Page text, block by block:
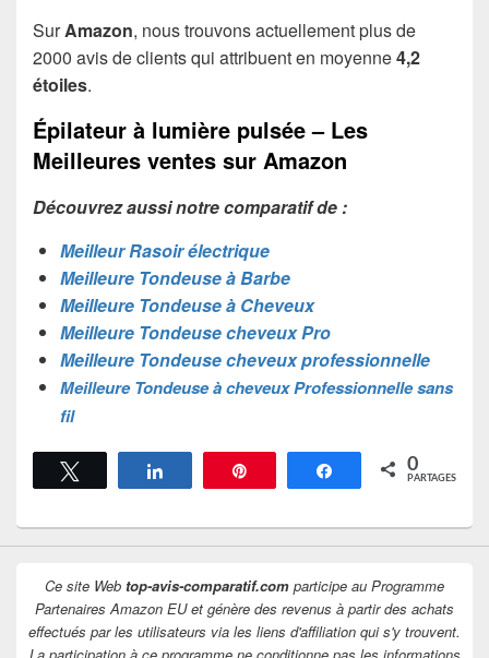
SurAmazon, nous trouvons actuellement plus de
2000 avis de clients qui attribuent en moyenne4,2
étoiles.
Épilateur à lumière pulsée – Les
Meilleures ventes sur Amazon
Découvrez aussi notre comparatif de :
Meilleur Rasoir électrique
Meilleure Tondeuse à Barbe
Meilleure Tondeuse à Cheveux
Meilleure Tondeuse cheveux Pro
Meilleure Tondeuse cheveux professionnelle
Meilleure Tondeuse à cheveux Professionnelle sans
fil
Partagez Partagez 0
PARTAGES
Ce site Web top-avis-comparatif.com participe au Programme
Partenaires Amazon EU et génère des revenus à partir des achats
effectués par les utilisateurs via les liens d'affiliation qui s'y trouvent.